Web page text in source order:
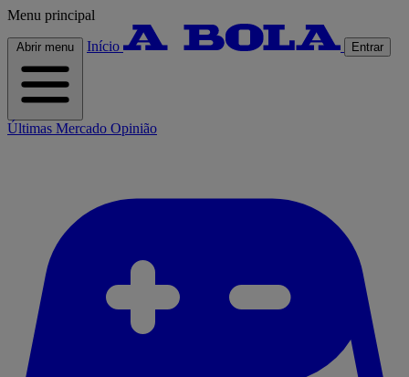
Menu principal
Abrir menu Início Entrar
Últimas Mercado Opinião